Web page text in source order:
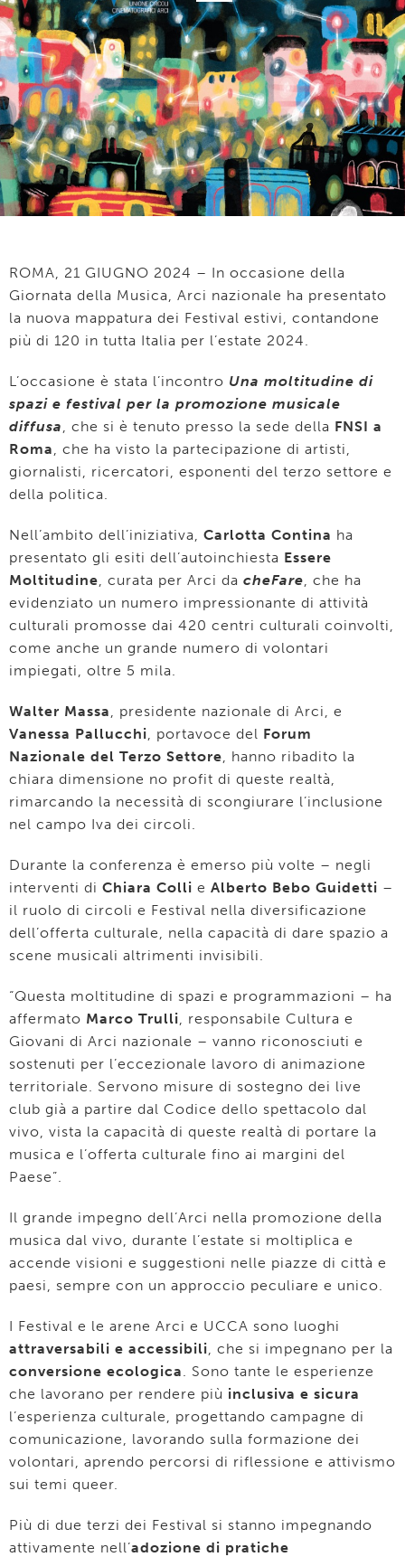
ROMA, 21 GIUGNO 2024 – In occasione della
Giornata della Musica, Arci nazionale ha presentato
la nuova mappatura dei Festival estivi, contandone
più di 120 in tutta Italia per l’estate 2024.
L’occasione è stata l’incontro Una moltitudine di
spazi e festival per la promozione musicale
diffusa
, che si è tenuto presso la sede della FNSI a
Roma
, che ha visto la partecipazione di artisti,
giornalisti, ricercatori, esponenti del terzo settore e
della politica.
Nell’ambito dell’iniziativa, Carlotta Contina ha
presentato gli esiti dell’autoinchiesta Essere
Moltitudine , curata per Arci da cheFare , che ha
evidenziato un numero impressionante di attività
culturali promosse dai 420 centri culturali coinvolti,
come anche un grande numero di volontari
impiegati, oltre 5 mila.
Walter Massa
, presidente nazionale di Arci, e
Vanessa Pallucchi , portavoce del Forum
Nazionale del Terzo Settore , hanno ribadito la
chiara dimensione no profit di queste realtà,
rimarcando la necessità di scongiurare l’inclusione
nel campo Iva dei circoli.
Durante la conferenza è emerso più volte – negli
interventi di Chiara Colli e Alberto Bebo Guidetti –
il ruolo di circoli e Festival nella diversificazione
dell’offerta culturale, nella capacità di dare spazio a
scene musicali altrimenti invisibili.
“Questa moltitudine di spazi e programmazioni – ha
affermato Marco Trulli , responsabile Cultura e
Giovani di Arci nazionale – vanno riconosciuti e
sostenuti per l’eccezionale lavoro di animazione
territoriale. Servono misure di sostegno dei live
club già a partire dal Codice dello spettacolo dal
vivo, vista la capacità di queste realtà di portare la
musica e l’offerta culturale fino ai margini del
Paese”.
Il grande impegno dell’Arci nella promozione della
musica dal vivo, durante l’estate si moltiplica e
accende visioni e suggestioni nelle piazze di città e
paesi, sempre con un approccio peculiare e unico.
I Festival e le arene Arci e UCCA sono luoghi
attraversabili e accessibili , che si impegnano per la
conversione ecologica
. Sono tante le esperienze
che lavorano per rendere più inclusiva e sicura
l’esperienza culturale, progettando campagne di
comunicazione, lavorando sulla formazione dei
volontari, aprendo percorsi di riflessione e attivismo
sui temi queer.
Più di due terzi dei Festival si stanno impegnando
attivamente nell’adozione di pratiche